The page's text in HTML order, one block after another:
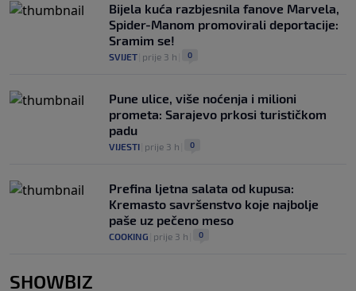
Bijela kuća razbjesnila fanove Marvela,
Spider-Manom promovirali deportacije:
Sramim se!
SVIJET prije 3 h 0
Pune ulice, više noćenja i milioni
prometa: Sarajevo prkosi turističkom
padu
VIJESTI prije 3 h 0
Prefina ljetna salata od kupusa:
Kremasto savršenstvo koje najbolje
paše uz pečeno meso
COOKING prije 3 h 0
SHOWBIZ